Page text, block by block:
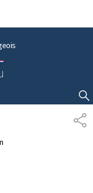
AFFICHER / MASQUER LA RECHERCHE
P
A